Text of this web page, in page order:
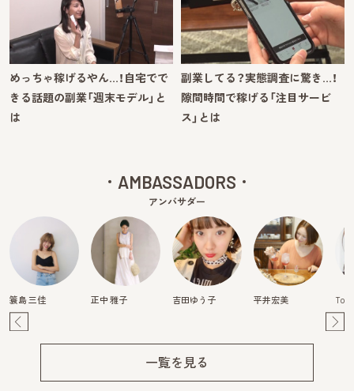
めっちゃ稼げるやん…！自宅でで
きる話題の副業「週末モデル」と
は
副業してる？実態調査に驚き…！
隙間時間で稼げる「注目サービ
ス」とは
AMBASSADORS
アンバサダー
簑島 三佳 正中 雅子 吉田ゆう子 平井宏美
一覧を見る